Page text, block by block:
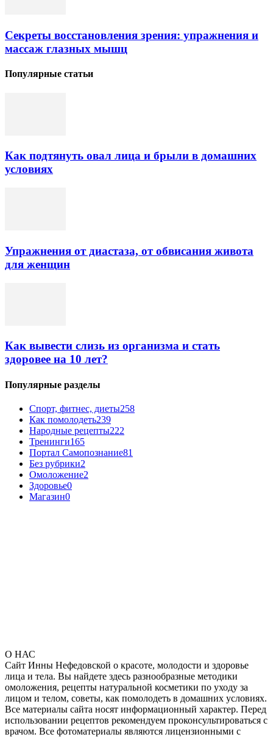
Секреты восстановления зрения: упражнения и
массаж глазных мышц
Популярные статьи
Как подтянуть овал лица и брыли в домашних
условиях
Упражнения от диастаза, от обвисания живота
для женщин
Как вывести слизь из организма и стать
здоровее на 10 лет?
Популярные разделы
Спорт, фитнес, диеты258
Как помолодеть239
Народные рецепты222
Тренинги165
Портал Самопознание81
Без рубрики2
Омоложение2
Здоровье0
Магазин0
О НАС
Сайт Инны Нефедовской о красоте, молодости и здоровье
лица и тела. Вы найдете здесь разнообразные методики
омоложения, рецепты натуральной косметики по уходу за
лицом и телом, советы, как помолодеть в домашних условиях.
Все материалы сайта носят информационный характер. Перед
использовании рецептов рекомендуем проконсультироваться с
врачом. Все фотоматериалы являются лицензионными с